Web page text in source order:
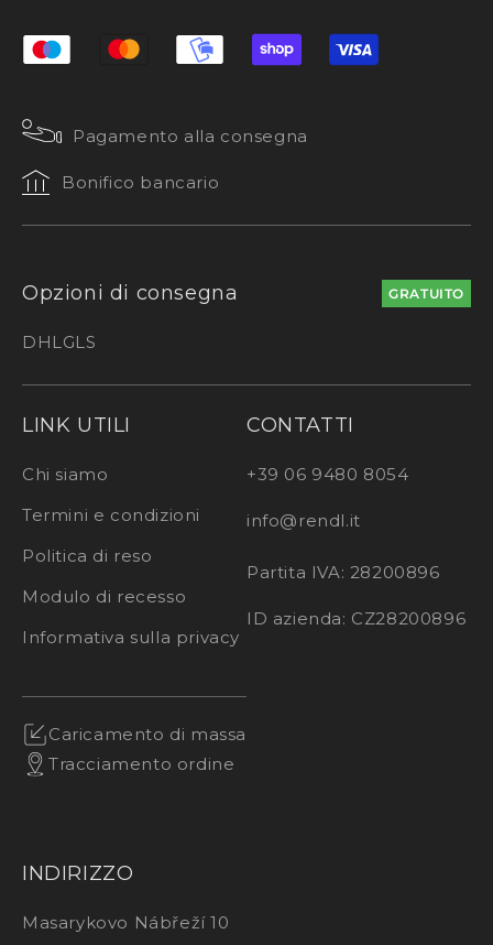
Pagamento alla consegna
Bonifico bancario
Opzioni di consegna GRATUITO
DHLGLS
LINK UTILI
Chi siamo
Termini e condizioni
Politica di reso
Modulo di recesso
Informativa sulla privacy
Caricamento di massa
Tracciamento ordine
CONTATTI
+39 06 9480 8054
info@rendl.it
Partita IVA: 28200896
ID azienda: CZ28200896
INDIRIZZO
Masarykovo Nábřeží 10